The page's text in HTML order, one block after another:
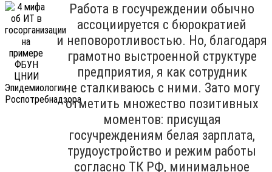
Работа в госучреждении обычно
ассоциируется с бюрократией
и неповоротливостью. Но, благодаря
грамотно выстроенной структуре
предприятия, я как сотрудник
не сталкиваюсь с ними. Зато могу
отметить множество позитивных
моментов: присущая
госучреждениям белая зарплата,
трудоустройство и режим работы
согласно ТК РФ, минимальное